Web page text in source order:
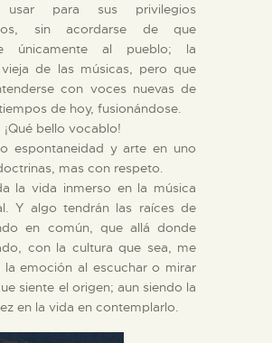
usar para sus privilegios
sin acordarse de que
únicamente al pueblo; la
vieja de las músicas, pero que
con voces nuevas de
de hoy, fusionándose.
¡Qué bello vocablo!
espontaneidad y arte en uno
mas con respeto.
la vida inmerso en la música
Y algo tendrán las raíces de
en común, que allá donde
con la cultura que sea, me
la emoción al escuchar o mirar
siente el origen; aun siendo la
en la vida en contemplarlo.